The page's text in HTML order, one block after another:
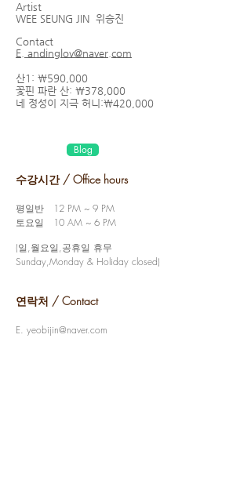
Artist
WEE SEUNG JIN 위승진
Contact
E. andinglov@naver.com
​산1: ￦590,000
꽃핀 파란 산: ￦378,000
​네 정성이 지극 허니:￦420,000
Blog
수강시간 / Office hours
평일반 12 PM ~ 9 PM
토요일 10 AM ~ 6 PM
(일,월요일,공휴일 휴무
Sunday,Monday & Holiday closed)
연락처 / Contact
E. yeobijin@naver.com